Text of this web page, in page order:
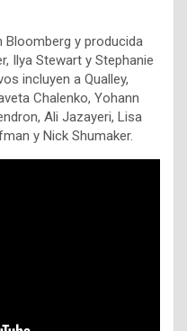
Bloomberg y producida
Ilya Stewart y Stephanie
incluyen a Qualley,
Chalenko, Yohann
Ali Jazayeri, Lisa
y Nick Shumaker.